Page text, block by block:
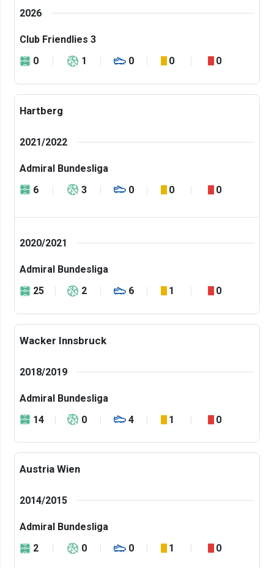
2026
Club Friendlies 3
0
1 0 0 0
Hartberg
2021/2022
Admiral Bundesliga
6
3 0 0 0
2020/2021
Admiral Bundesliga
25
2 6 1 0
Wacker Innsbruck
2018/2019
Admiral Bundesliga
14
0 4 1 0
Austria Wien
2014/2015
Admiral Bundesliga
2
0 0 1 0